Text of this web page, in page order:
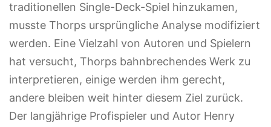
traditionellen Single-Deck-Spiel hinzukamen,
musste Thorps ursprüngliche Analyse modifiziert
werden. Eine Vielzahl von Autoren und Spielern
hat versucht, Thorps bahnbrechendes Werk zu
interpretieren, einige werden ihm gerecht,
andere bleiben weit hinter diesem Ziel zurück.
Der langjährige Profispieler und Autor Henry